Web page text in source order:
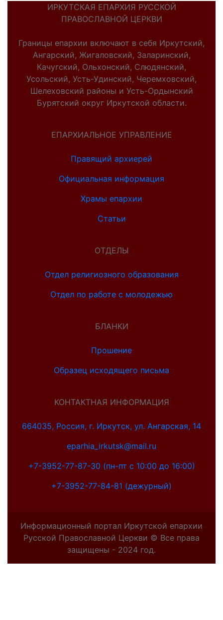
ИРКУТСКАЯ ЕПАРХИЯ РУССКОЙ
ПРАВОСЛАВНОЙ ЦЕРКВИ
Границы епархии включают в себя Иркутский,
Ангарский, Жигаловский, Заларинский,
Качугский, Ольхонский, Слюдянский,
Усольский, Усть-Удинский, Черемховский,
Шелеховский районы и Усть-Ордынский
Бурятский округ Иркутской области.
ЕПАРХИАЛЬНОЕ УПРАВЛЕНИЕ
Правящий архиерей
Официальная информация
Храмы епархии
Статьи
ОТДЕЛЫ
Отдел религиозного образования
Отдел по работе с молодежью
БЛАНКИ
Прошение
Образец исходящего письма
КОНТАКТНАЯ ИНФОРМАЦИЯ
664035, Россия, г. Иркутск, ул. Ангарская, 14
eparhia_irkutsk@mail.ru
+7-3952-77-87-30 (пн-пт с 10:00 до 16:00)
+7-3952-77-84-81 (дежурный)
Информационный портал Иркутской епархии
Русской Православной Церкви © Все права
защищены - 2024 год.